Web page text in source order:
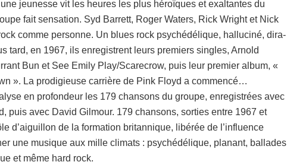
jeunesse vit les heures les plus héroïques et exaltantes du
fait sensation. Syd Barrett, Roger Waters, Rick Wright et Nick
comme personne. Un blues rock psychédélique, halluciné, dira-
tard, en 1967, ils enregistrent leurs premiers singles, Arnold
Bun et See Emily Play/Scarecrow, puis leur premier album, «
». La prodigieuse carrière de Pink Floyd a commencé…
en profondeur les 179 chansons du groupe, enregistrées avec
puis avec David Gilmour. 179 chansons, sorties entre 1967 et
d’aiguillon de la formation britannique, libérée de l’influence
une musique aux mille climats : psychédélique, planant, ballades
et même hard rock.